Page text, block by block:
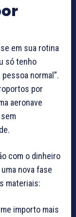
em sua rotina
só tenho
normal”.
por
aeronave
com o dinheiro
nova fase
materiais:
importo mais